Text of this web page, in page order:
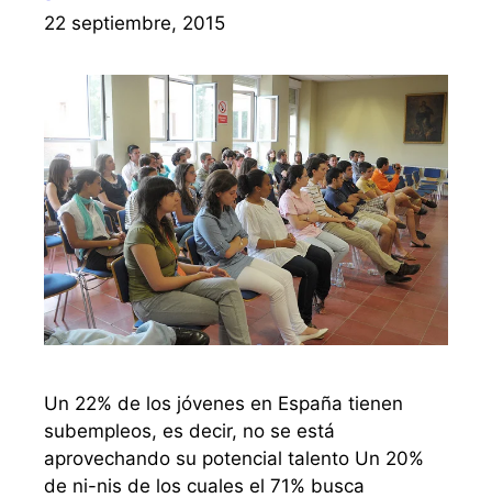
22 septiembre, 2015
Un 22% de los jóvenes en España tienen
subempleos, es decir, no se está
aprovechando su potencial talento Un 20%
de ni-nis de los cuales el 71% busca